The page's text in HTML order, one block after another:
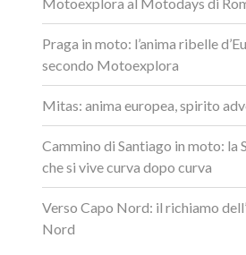
Praga in moto: l’anima ribelle
secondo Motoexplora
Mitas: anima europea, spirito
Cammino di Santiago in moto: la
che si vive curva dopo curva
Verso Capo Nord: il richiamo
Nord